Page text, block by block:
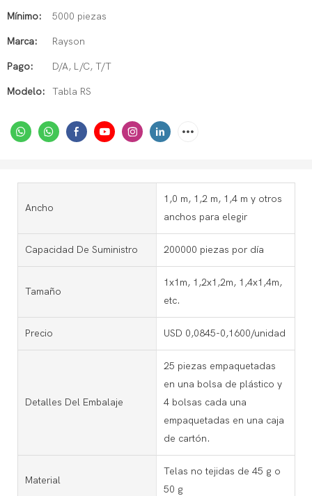
Mínimo: 5000 piezas
Marca: Rayson
Pago: D/A, L/C, T/T
Modelo: Tabla RS
Ancho
1,0 m, 1,2 m, 1,4 m y otros
anchos para elegir
Capacidad De Suministro 200000 piezas por día
Tamaño
1x1m, 1,2x1,2m, 1,4x1,4m,
etc.
Precio USD 0,0845-0,1600/unidad
Detalles Del Embalaje
25 piezas empaquetadas
en una bolsa de plástico y
4 bolsas cada una
empaquetadas en una caja
de cartón.
Material
Telas no tejidas de 45 g o
50 g